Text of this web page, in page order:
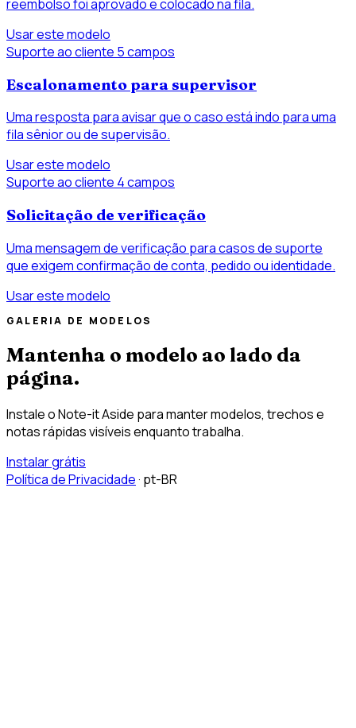
reembolso foi aprovado e colocado na fila.
Usar este modelo
Suporte ao cliente 5 campos
Escalonamento para supervisor
Uma resposta para avisar que o caso está indo para uma
fila sênior ou de supervisão.
Usar este modelo
Suporte ao cliente 4 campos
Solicitação de verificação
Uma mensagem de verificação para casos de suporte
que exigem confirmação de conta, pedido ou identidade.
Usar este modelo
GALERIA DE MODELOS
Mantenha o modelo ao lado da
página.
Instale o Note-it Aside para manter modelos, trechos e
notas rápidas visíveis enquanto trabalha.
Instalar grátis
Política de Privacidade· pt-BR